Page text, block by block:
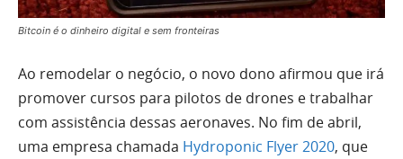
Bitcoin é o dinheiro digital e sem fronteiras
Ao remodelar o negócio, o novo dono afirmou que irá
promover cursos para pilotos de drones e trabalhar
com assistência dessas aeronaves. No fim de abril,
uma empresa chamada Hydroponic Flyer 2020, que